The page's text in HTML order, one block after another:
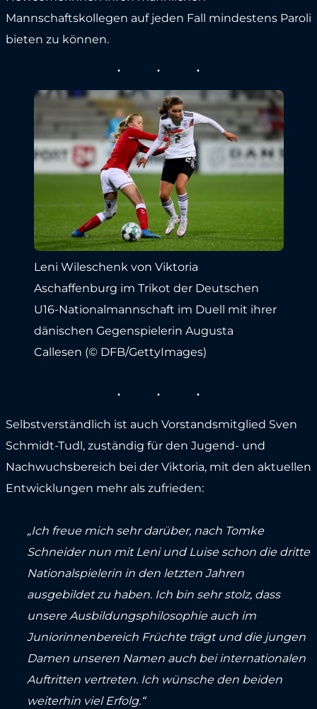
Mannschaftskollegen auf jeden Fall mindestens Paroli
bieten zu können.
Leni Wileschenk von Viktoria
Aschaffenburg im Trikot der Deutschen
U16-Nationalmannschaft im Duell mit ihrer
dänischen Gegenspielerin Augusta
Callesen (© DFB/GettyImages)
Selbstverständlich ist auch Vorstandsmitglied Sven
Schmidt-Tudl, zuständig für den Jugend- und
Nachwuchsbereich bei der Viktoria, mit den aktuellen
Entwicklungen mehr als zufrieden:
„Ich freue mich sehr darüber, nach Tomke
Schneider nun mit Leni und Luise schon die dritte
Nationalspielerin in den letzten Jahren
ausgebildet zu haben. Ich bin sehr stolz, dass
unsere Ausbildungsphilosophie auch im
Juniorinnenbereich Früchte trägt und die jungen
Damen unseren Namen auch bei internationalen
Auftritten vertreten. Ich wünsche den beiden
weiterhin viel Erfolg.“